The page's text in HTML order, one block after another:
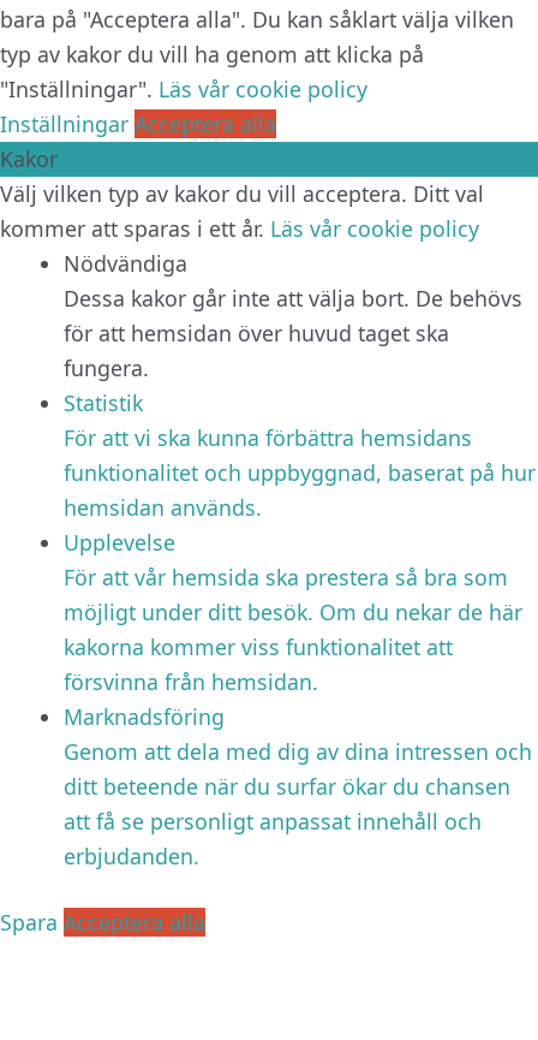
bara på "Acceptera alla". Du kan såklart välja vilken
typ av kakor du vill ha genom att klicka på
"Inställningar". Läs vår cookie policy
Inställningar Acceptera alla
Kakor
Välj vilken typ av kakor du vill acceptera. Ditt val
kommer att sparas i ett år. Läs vår cookie policy
Nödvändiga
Dessa kakor går inte att välja bort. De behövs
för att hemsidan över huvud taget ska
fungera.
Statistik
För att vi ska kunna förbättra hemsidans
funktionalitet och uppbyggnad, baserat på hur
hemsidan används.
Upplevelse
För att vår hemsida ska prestera så bra som
möjligt under ditt besök. Om du nekar de här
kakorna kommer viss funktionalitet att
försvinna från hemsidan.
Marknadsföring
Genom att dela med dig av dina intressen och
ditt beteende när du surfar ökar du chansen
att få se personligt anpassat innehåll och
erbjudanden.
Spara Acceptera alla